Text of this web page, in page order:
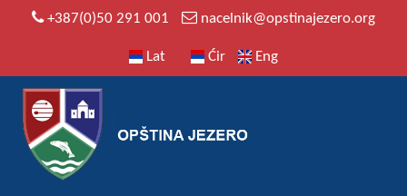
+387(0)50 291 001 nacelnik@opstinajezero.org
Lat Ćir Eng